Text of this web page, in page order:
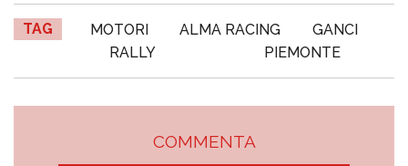
TAG MOTORI ALMA RACING
GANCI
RALLY
PIEMONTE
COMMENTA